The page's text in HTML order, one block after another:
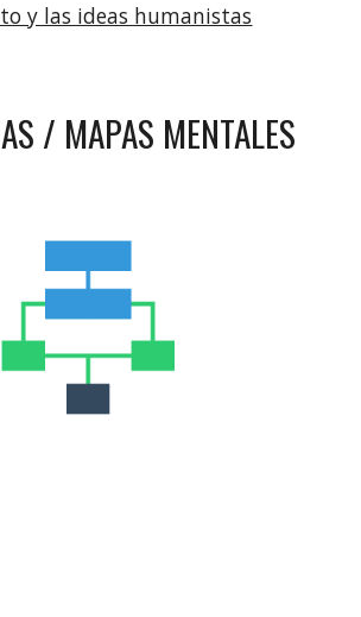
y las ideas humanistas
/ MAPAS MENTALES